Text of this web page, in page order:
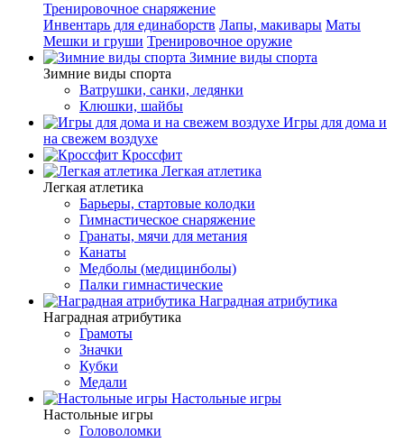
Тренировочное снаряжение
Инвентарь для единаборств Лапы, макивары Маты
Мешки и груши Тренировочное оружие
Зимние виды спорта
Зимние виды спорта
Ватрушки, санки, ледянки
Клюшки, шайбы
Игры для дома и
на свежем воздухе
Кроссфит
Легкая атлетика
Легкая атлетика
Барьеры, стартовые колодки
Гимнастическое снаряжение
Гранаты, мячи для метания
Канаты
Медболы (медицинболы)
Палки гимнастические
Наградная атрибутика
Наградная атрибутика
Грамоты
Значки
Кубки
Медали
Настольные игры
Настольные игры
Головоломки